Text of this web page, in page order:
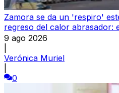
Zamora se da un 'respiro'
regreso del calor abrasador:
9 ago 2026
Verónica Muriel
0